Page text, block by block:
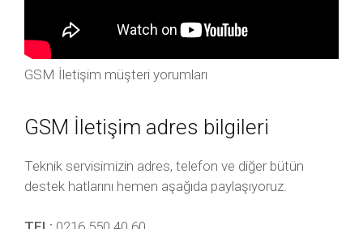
GSM İletişim müşteri yorumları
GSM İletişim adres bilgileri
Teknik servisimizin adres, telefon ve diğer bütün
destek hatlarını hemen aşağıda paylaşıyoruz.